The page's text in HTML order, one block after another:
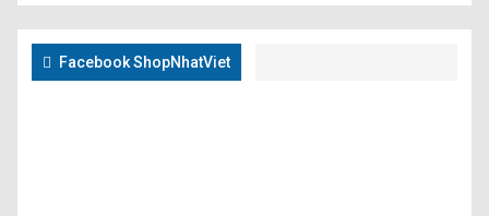
Facebook ShopNhatViet